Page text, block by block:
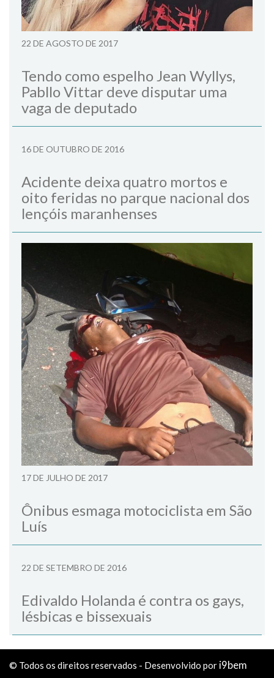
22 DE AGOSTO DE 2017
Tendo como espelho Jean Wyllys,
Pabllo Vittar deve disputar uma
vaga de deputado
16 DE OUTUBRO DE 2016
Acidente deixa quatro mortos e
oito feridas no parque nacional dos
lençóis maranhenses
17 DE JULHO DE 2017
Ônibus esmaga motociclista em São
Luís
22 DE SETEMBRO DE 2016
Edivaldo Holanda é contra os gays,
lésbicas e bissexuais
© Todos os direitos reservados - Desenvolvido por i9bem